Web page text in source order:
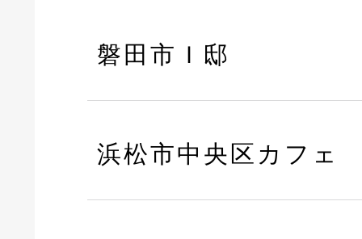
磐田市Ｉ邸
浜松市中央区カフェ